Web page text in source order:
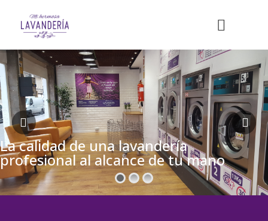
La calidad de una lavandería
profesional al alcance de tu mano